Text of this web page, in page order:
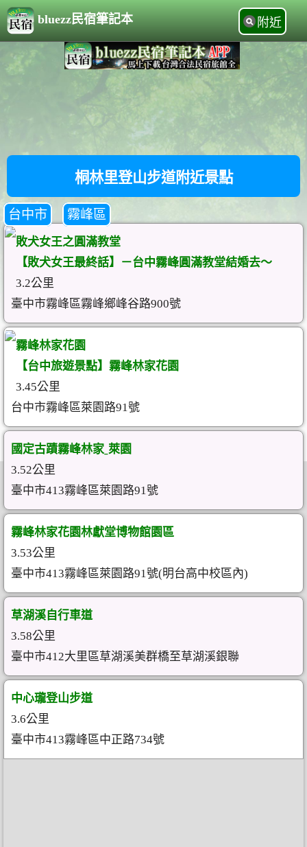
bluezz民宿筆記本 附近
桐林里登山步道附近景點
台中市 霧峰區
敗犬女王之圓滿教堂
【敗犬女王最終話】－台中霧峰圓滿教堂結婚去～
3.2公里
臺中市霧峰區霧峰鄉峰谷路900號
霧峰林家花園
【台中旅遊景點】霧峰林家花園
3.45公里
台中市霧峰區萊園路91號
國定古蹟霧峰林家ˍ萊園
3.52公里
臺中市413霧峰區萊園路91號
霧峰林家花園林獻堂博物館園區
3.53公里
臺中市413霧峰區萊園路91號(明台高中校區內)
草湖溪自行車道
3.58公里
臺中市412大里區草湖溪美群橋至草湖溪銀聯
中心瓏登山步道
3.6公里
臺中市413霧峰區中正路734號